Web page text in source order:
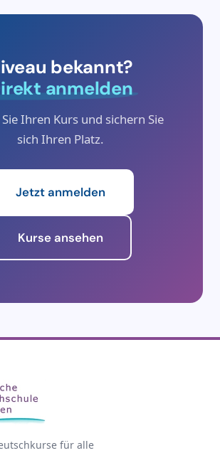
bekannt?
anmelden
Ihren Kurs und sichern Sie
sich Ihren Platz.
Jetzt anmelden
Kurse ansehen
für alle